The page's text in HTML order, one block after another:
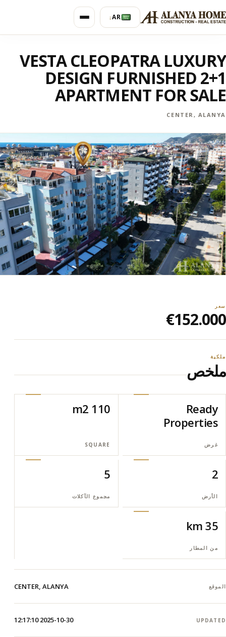
AR
↓
VESTA CLEOPATRA LUXURY
DESIGN FURNISHED 2+1
APARTMENT FOR SALE
CENTER, ALANYA
سعر
€152.000
ملكية
ملخص
Ready
Properties
غرض
110 m2
SQUARE
2
الأرض
5
مجموع الآكلات
35 km
من المطار
الموقع CENTER, ALANYA
UPDATED
2025-10-30 12:17:10